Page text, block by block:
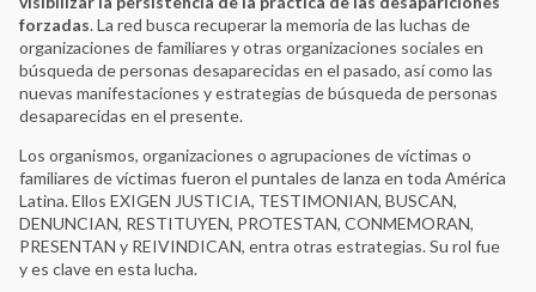
forzadas. La red busca recuperar la memoria de las luchas de
organizaciones de familiares y otras organizaciones sociales en
búsqueda de personas desaparecidas en el pasado, así como las
nuevas manifestaciones y estrategias de búsqueda de personas
desaparecidas en el presente.
Los organismos, organizaciones o agrupaciones de víctimas o
familiares de víctimas fueron el puntales de lanza en toda América
Latina. Ellos EXIGEN JUSTICIA, TESTIMONIAN, BUSCAN,
DENUNCIAN, RESTITUYEN, PROTESTAN, CONMEMORAN,
PRESENTAN y REIVINDICAN, entra otras estrategias. Su rol fue
y es clave en esta lucha.